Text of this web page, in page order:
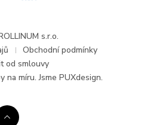
s.r.o.
Obchodní podmínky
od smlouvy
na míru. Jsme PUXdesign.